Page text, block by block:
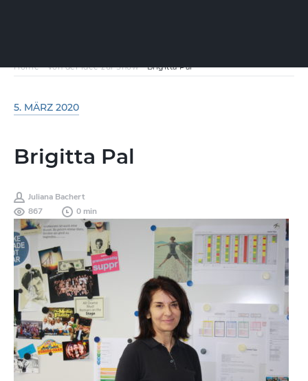
Home-Von der Idee zur Show-Brigitta Pal
5. MÄRZ 2020
Brigitta Pal
Juliana Bachert
867
0 min